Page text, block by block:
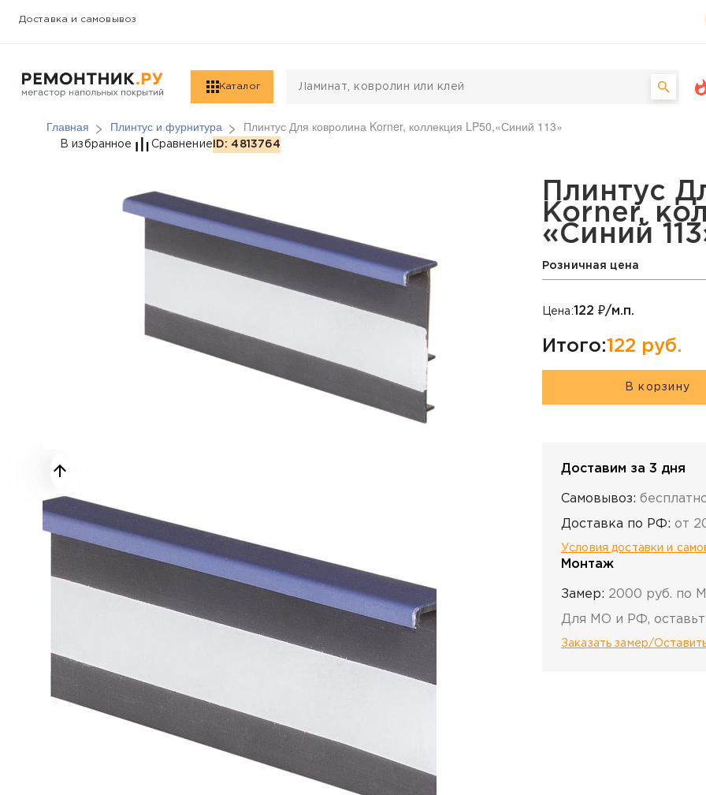
Доставка и самовывоз
Каталог
Главная Плинтус и фурнитура Плинтус Для ковролина Korner, коллекция LP50,«Синий 113»
Плинтус Для ковролина Korner, коллекция
В избранное Сравнение ID: 4813764
Плинтус
Korner,
«Синий
Розничная цена
Цена:122 ₽/м.п.
Итого:122 руб.
В корзину
Доставим за 3 дня
Самовывоз:
Доставка по РФ: от
Условия доставки и
Монтаж
Замер: 2000 руб. по
Для МО и РФ,
Заказать замер/